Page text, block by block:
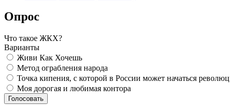
Опрос
Что такое ЖКХ?
Варианты
Живи Как Хочешь
Метод ограбления народа
Точка кипения, с которой в России может начаться
Моя дорогая и любимая контора